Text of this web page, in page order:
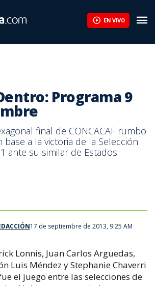
EN VIVO
Programa 9
final de CONCACAF rumbo
base a la victoria de la Selección
ante su similar de Estados
17 de septiembre de 2013, 9:25 AM
Lonnis, Juan Carlos Arguedas,
Luis Méndez y Stephanie Chaverri
el juego entre las selecciones de